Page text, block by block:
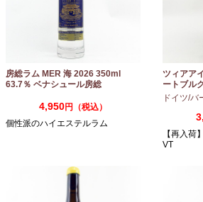
房総ラム MER 海 2026 350ml
63.7％ ベナシュール房総
4,950円（税込）
個性派のハイエステルラム
ツィアア
ートブル
ドイツ/バ
【再入荷
VT